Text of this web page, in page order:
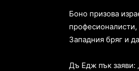
Боно призова
Западния бряг и
Дъ Едж пък заяви: